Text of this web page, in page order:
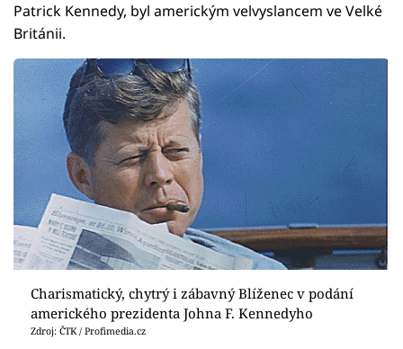
Patrick Kennedy, byl americkým velvyslancem ve Velké
Británii.
Charismatický, chytrý i zábavný Blíženec v podání
amerického prezidenta Johna F. Kennedyho
Zdroj: ČTK / Profimedia.cz